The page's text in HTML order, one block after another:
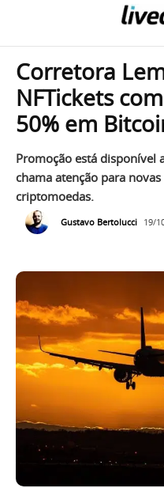
Corretora
NFTickets
50% em
Promoção está disponível
chama atenção para
criptomoedas.
Gustavo Bertolucci 19/